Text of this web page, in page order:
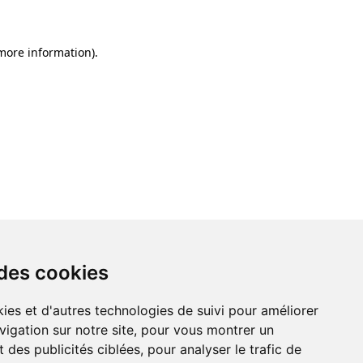
cookies
et d'autres technologies de suivi pour améliorer
sur notre site, pour vous montrer un
des publicités ciblées, pour analyser le trafic de
information).